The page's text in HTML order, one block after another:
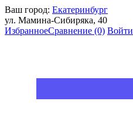
Ваш город: Екатеринбург
ул. Мамина-Сибиряка, 40
ИзбранноеСравнение (0) Войти